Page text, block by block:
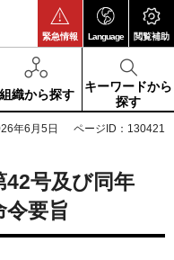
緊急情報 Language 閲覧補助
組織から探す
キーワードから
探す
年6月5日 ページID：130421
42号及び同年
令要旨